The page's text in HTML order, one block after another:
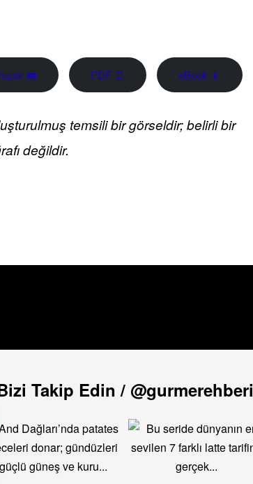
🖨 PDF 📄 eBook 📱
temsili bir görseldir; belirli bir
değildir.
Takip Edin / @gurmerehberi